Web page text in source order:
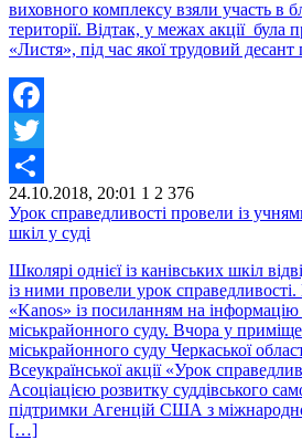
виховного комплексу взяли участь в
території. Відтак, у межах акції була
«Листя», під час якої трудовий
Facebook
Twitter
Share
24.10.2018, 20:01 1 2 376
Урок справедливості провели із
шкіл у суді
Школярі однієї із канівських шкіл
із ними провели урок
«Kanos» із посиланням на інформацію
міськрайонного суду. Вчора у
міськрайонного суду Черкаської
Всеукраїнської акції «Урок
Асоціацією розвитку суддівського
підтримки Агенцій США з
[…]